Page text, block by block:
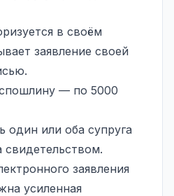
в своём
заявление своей
— по 5000
один или оба супруга
свидетельством.
заявления
усиленная